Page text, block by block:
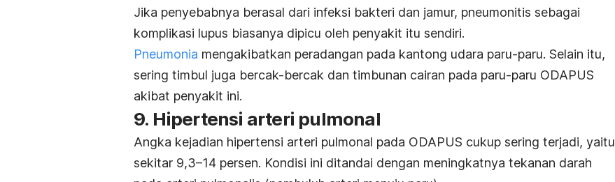
Jika penyebabnya berasal dari infeksi bakteri dan jamur, pneumonitis sebagai
komplikasi lupus biasanya dipicu oleh penyakit itu sendiri.
Pneumonia mengakibatkan peradangan pada kantong udara paru-paru. Selain itu,
sering timbul juga bercak-bercak dan timbunan cairan pada paru-paru ODAPUS
akibat penyakit ini.
9. Hipertensi arteri pulmonal
Angka kejadian hipertensi arteri pulmonal pada ODAPUS cukup sering terjadi, yaitu
sekitar 9,3–14 persen. Kondisi ini ditandai dengan meningkatnya tekanan darah